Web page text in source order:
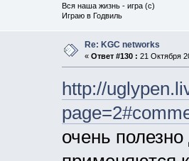
Вся наша жизнь - игра (с)
Играю в Годвиль
Re: KGC networks
« Ответ #130 : 21 Октября
http://
очень